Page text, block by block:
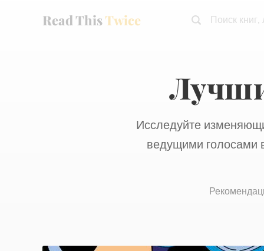
Read ThisTwice Поиск
Исследуйте
ведущими голосами